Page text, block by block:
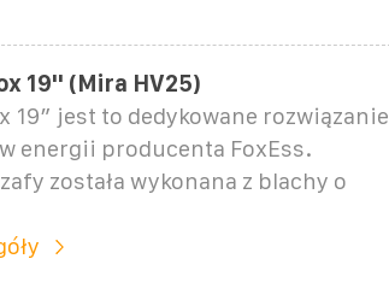
19" (Mira HV25)
19″ jest to dedykowane rozwiązanie
energii producenta FoxEss.
została wykonana z blachy o